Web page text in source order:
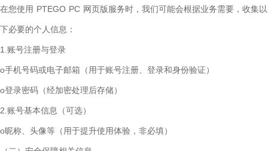
在您使用 PTEGO PC 网页版服务时，我们可能会根据业务需要，收集以
下必要的个人信息：
1.账号注册与登录
o手机号码或电子邮箱（用于账号注册、登录和身份验证）
o登录密码（经加密处理后存储）
2.账号基本信息（可选）
o昵称、头像等（用于提升使用体验，非必填）